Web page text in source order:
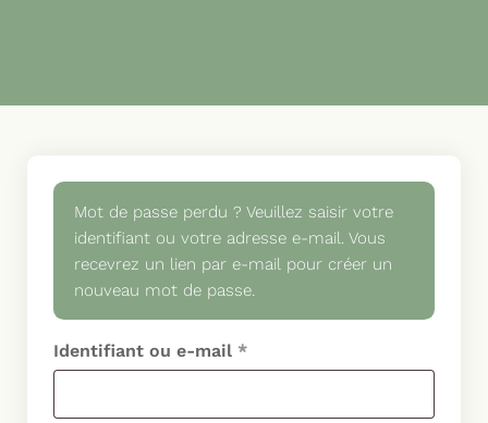
Mot de passe perdu ? Veuillez saisir votre
identifiant ou votre adresse e-mail. Vous
recevrez un lien par e-mail pour créer un
nouveau mot de passe.
Identifiant ou e-mail *Obligatoire